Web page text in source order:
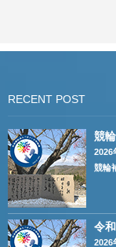
RECENT POST
競
2026
競輪
令
2026